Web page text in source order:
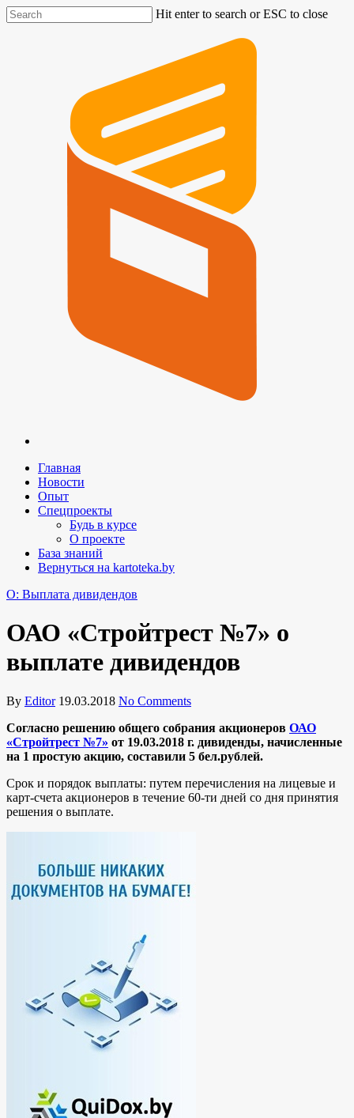
Hit enter to search or ESC to close
Главная
Новости
Опыт
Спецпроекты
Будь в курсе
О проекте
База знаний
Вернуться на kartoteka.by
O: Выплата дивидендов
ОАО «Стройтрест №7» о
выплате дивидендов
By Editor 19.03.2018 No Comments
Согласно решению общего собрания акционеров ОАО
«Стройтрест №7» от 19.03.2018 г. дивиденды, начисленные
на 1 простую акцию, составили 5 бел.рублей.
Срок и порядок выплаты: путем перечисления на лицевые и
карт-счета акционеров в течение 60-ти дней со дня принятия
решения о выплате.